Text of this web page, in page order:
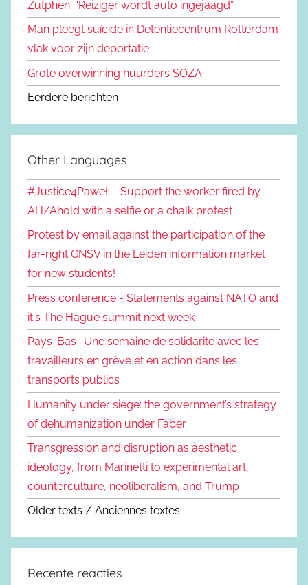
Zutphen: “Reiziger wordt auto ingejaagd”
Man pleegt suïcide in Detentiecentrum Rotterdam
vlak voor zijn deportatie
Grote overwinning huurders SOZA
Eerdere berichten
Other Languages
#Justice4Paweł – Support the worker fired by
AH/Ahold with a selfie or a chalk protest
Protest by email against the participation of the
far-right GNSV in the Leiden information market
for new students!
Press conference - Statements against NATO and
it's The Hague summit next week
Pays-Bas : Une semaine de solidarité avec les
travailleurs en grève et en action dans les
transports publics
Humanity under siege: the government’s strategy
of dehumanization under Faber
Transgression and disruption as aesthetic
ideology, from Marinetti to experimental art,
counterculture, neoliberalism, and Trump
Older texts / Anciennes textes
Recente reacties